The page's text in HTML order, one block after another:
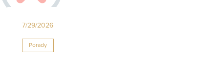
7/29/2026
Porady